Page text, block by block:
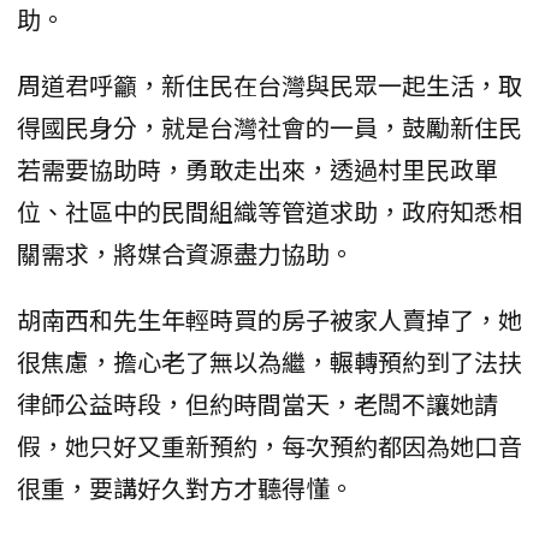
助。
周道君呼籲，新住民在台灣與民眾一起生活，取
得國民身分，就是台灣社會的一員，鼓勵新住民
若需要協助時，勇敢走出來，透過村里民政單
位、社區中的民間組織等管道求助，政府知悉相
關需求，將媒合資源盡力協助。
胡南西和先生年輕時買的房子被家人賣掉了，她
很焦慮，擔心老了無以為繼，輾轉預約到了法扶
律師公益時段，但約時間當天，老闆不讓她請
假，她只好又重新預約，每次預約都因為她口音
很重，要講好久對方才聽得懂。